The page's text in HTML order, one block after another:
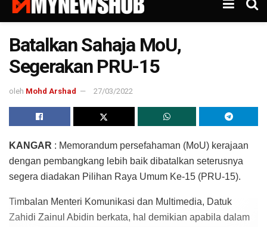
Batalkan Sahaja MoU,
Segerakan PRU-15
oleh Mohd Arshad 27/03/2022
KANGAR : Memorandum persefahaman (MoU) kerajaan
dengan pembangkang lebih baik dibatalkan seterusnya
segera diadakan Pilihan Raya Umum Ke-15 (PRU-15).
Timbalan Menteri Komunikasi dan Multimedia, Datuk
Zahidi Zainul Abidin berkata, hal demikian apabila dalam